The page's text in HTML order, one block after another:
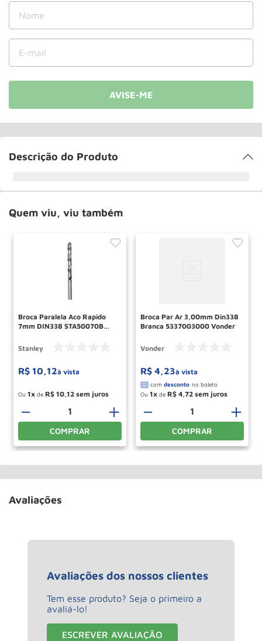
Descrição do Produto
Quem viu, viu também
Broca Paralela Aco Rapido
7mm DIN338 STA50070B
Stanley
R$ 10 12à vista
Ou 1 de R$ 10 12
＋
－
COMPRAR
Broca Par Ar 3,00mm Din338
Branca 5337003000 Vonder
Vonder
R$ 4 23à vista
Ou 1 de R$ 4 72
＋
－
COMPRAR
Avaliações
Avaliações dos nossos clientes
Tem esse produto? Seja o primeiro a
avaliá-lo!
ESCREVER AVALIAÇÃO